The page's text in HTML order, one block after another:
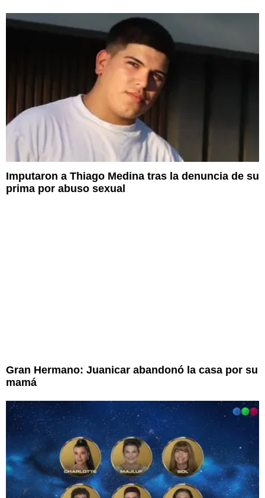
Imputaron a Thiago Medina tras la denuncia de su
prima por abuso sexual
Gran Hermano: Juanicar abandonó la casa por su
mamá